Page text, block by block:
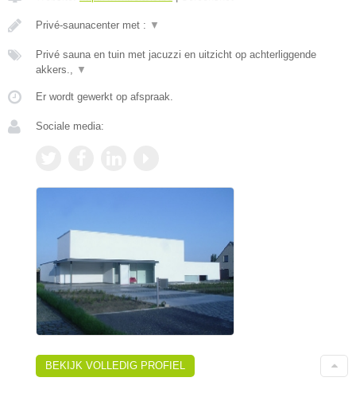
Privé-saunacenter met : ▼
Privé sauna en tuin met jacuzzi en uitzicht op achterliggende
akkers.,
▼
Er wordt gewerkt op afspraak.
Sociale media:
BEKIJK VOLLEDIG PROFIEL